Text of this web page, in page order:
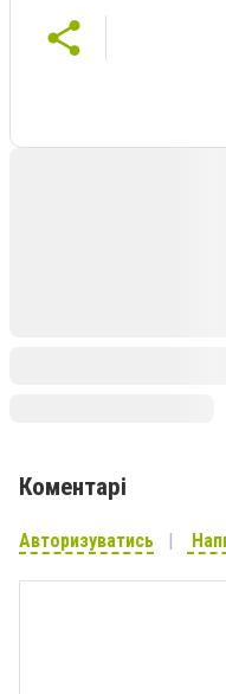
Коментарі
Авторизуватись